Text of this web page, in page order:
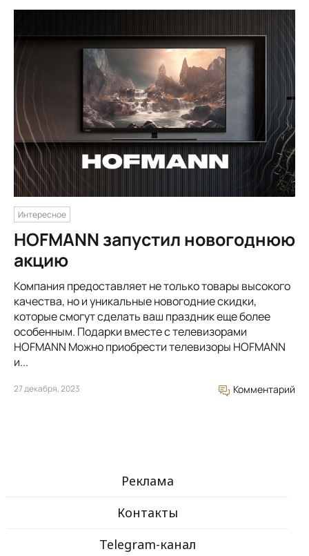
Интересное
HOFMANN запустил новогоднюю
акцию
Компания предоставляет не только товары высокого
качества, но и уникальные новогодние скидки,
которые смогут сделать ваш праздник еще более
особенным. Подарки вместе с телевизорами
HOFMANN Можно приобрести телевизоры HOFMANN
и...
27 декабря, 2023 Комментарий
Реклама
Контакты
Telegram-канал